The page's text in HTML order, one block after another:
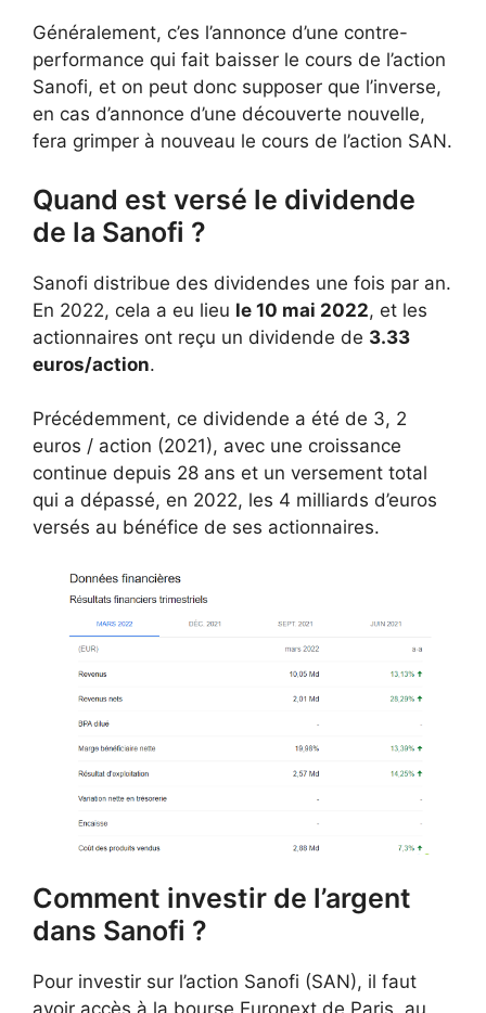
Généralement, c’es l’annonce d’une contre-
performance qui fait baisser le cours de l’action
Sanofi, et on peut donc supposer que l’inverse,
en cas d’annonce d’une découverte nouvelle,
fera grimper à nouveau le cours de l’action SAN.
Quand est versé le dividende
de la Sanofi ?
Sanofi distribue des dividendes une fois par an.
En 2022, cela a eu lieu le 10 mai 2022, et les
actionnaires ont reçu un dividende de 3.33
euros/action.
Précédemment, ce dividende a été de 3, 2
euros / action (2021), avec une croissance
continue depuis 28 ans et un versement total
qui a dépassé, en 2022, les 4 milliards d’euros
versés au bénéfice de ses actionnaires.
Comment investir de l’argent
dans Sanofi ?
Pour investir sur l’action Sanofi (SAN), il faut
avoir accès à la bourse Euronext de Paris, au